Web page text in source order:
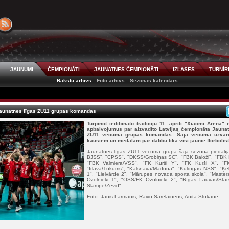
JAUNUMI ČEMPIONĀTI JAUNATNES ČEMPIONĀTI IZLASES
TURNĪRI
Rakstu arhīvs
Foto arhīvs Sezonas kalendārs
līgas ZU11 grupas komandas
Turpinot iedibināto tradīciju 11. aprīlī "Xiaomi Arēnā"
apbalvojumus par aizvadīto Latvijas čempionāta
ZU11 vecuma grupas komandas. Šajā vecumā
kausiem un medaļām par dalību tika visi jaunie
Jaunatnes līgas ZU11 vecuma grupā šajā sezonā
BJSS", "CPSS", "DKSS/Grobiņas SC", "FBK Baloži",
"FBK Valmiera/VSS", "FK Kurši Y", "FK Kurši X",
"Irlava/Tukums", "Kalsnava/Madona", "Kuldīgas NSS",
1", "Lielvārde 2", "Mārupes novada sporta skola",
Ozolnieki 1", "OSS/FK Ozolnieki 2", "Rīgas Lauvas/
Slampe/Zevid"
Foto: Jānis Lārmanis, Raivo Sarelainens, Anita Stukāne